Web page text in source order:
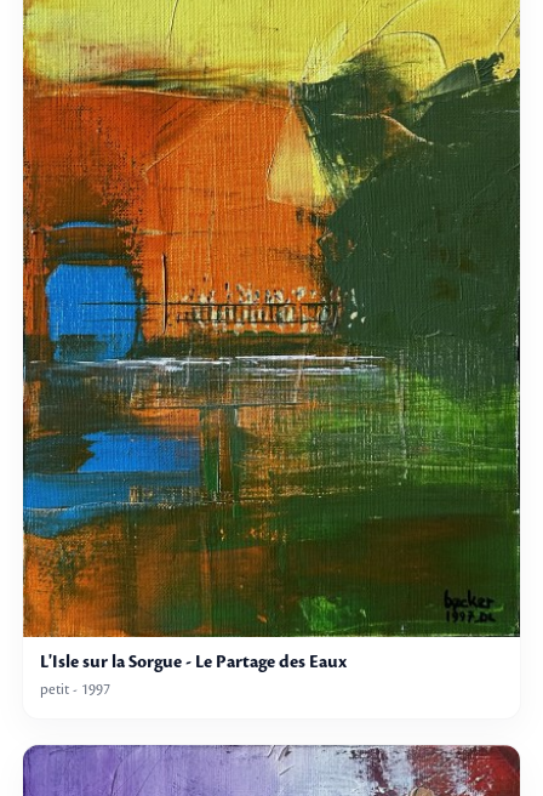
L'Isle sur la Sorgue - Le Partage des Eaux
petit - 1997